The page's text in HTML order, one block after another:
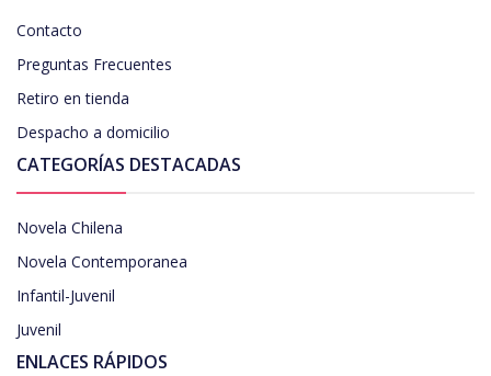
Contacto
Preguntas Frecuentes
Retiro en tienda
Despacho a domicilio
CATEGORÍAS DESTACADAS
Novela Chilena
Novela Contemporanea
Infantil-Juvenil
Juvenil
ENLACES RÁPIDOS